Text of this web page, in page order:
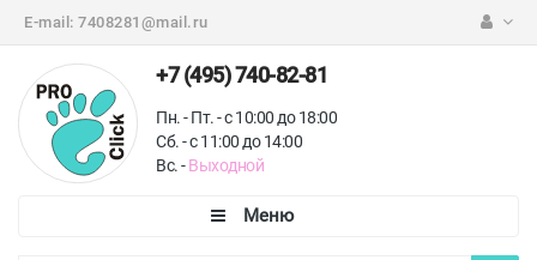
E-mail: 7408281@mail.ru
+7 (495) 740-82-81
Пн. - Пт. - с 10:00 до 18:00
Сб. - с 11:00 до 14:00
Вс. -Выходной